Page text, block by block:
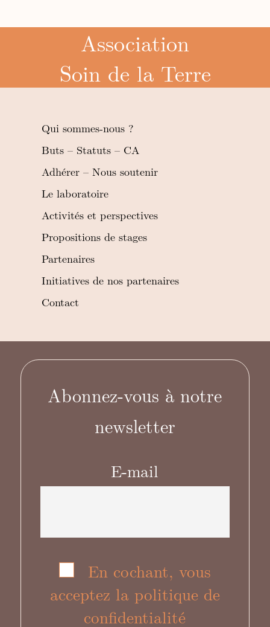
Association
Soin de la Terre
Qui sommes-nous ?
Buts – Statuts – CA
Adhérer – Nous soutenir
Le laboratoire
Activités et perspectives
Propositions de stages
Partenaires
Initiatives de nos partenaires
Contact
Abonnez-vous à notre
newsletter
E-mail
En cochant, vous
acceptez la politique de
confidentialité